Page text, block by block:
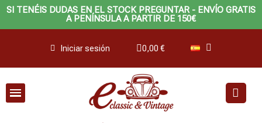
SI TENÉIS DUDAS EN EL STOCK PREGUNTAR - ENVÍO GRATIS
A PENÍNSULA A PARTIR DE 150€
Iniciar sesión 0,00 €